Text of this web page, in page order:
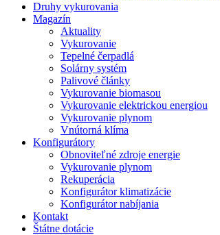
Druhy vykurovania
Magazín
Aktuality
Vykurovanie
Tepelné čerpadlá
Solárny systém
Palivové články
Vykurovanie biomasou
Vykurovanie elektrickou energiou
Vykurovanie plynom
Vnútorná klíma
Konfigurátory
Obnoviteľné zdroje energie
Vykurovanie plynom
Rekuperácia
Konfigurátor klimatizácie
Konfigurátor nabíjania
Kontakt
Štátne dotácie